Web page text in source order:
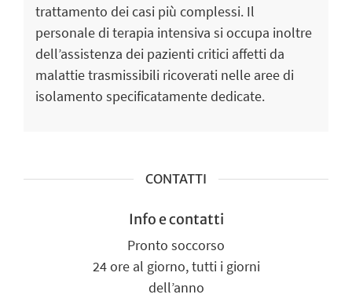
trattamento dei casi più complessi. Il
personale di terapia intensiva si occupa inoltre
dell’assistenza dei pazienti critici affetti da
malattie trasmissibili ricoverati nelle aree di
isolamento specificatamente dedicate.
CONTATTI
Info e contatti
Pronto soccorso
24 ore al giorno, tutti i giorni
dell’anno